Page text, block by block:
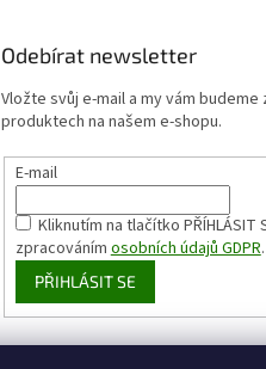
Odebírat newsletter
Vložte svůj e-mail a my vám
produktech na našem e-shopu.
E-mail
Kliknutím na tlačítko PŘÍHLÁSIT
zpracovánímosobních údajů GDPR.
PŘIHLÁSIT SE